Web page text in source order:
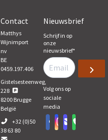
Contact
Matthys
Wijnimport
nv
BE
0459.197.406
Gistelsesteenweg,
228
8200 Brugge
België
+32 (0)50
38 63 80
Nieuwsbrief
Schrijf in op
onze
nieuwsbrief*
Volg ons op
sociale
media